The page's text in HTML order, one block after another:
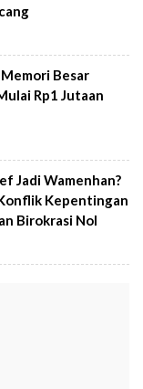
Memori Besar
Rp1 Jutaan
Jadi Wamenhan?
Kepentingan
Birokrasi Nol